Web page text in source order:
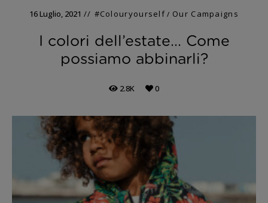
16 Luglio, 2021 #Colouryourself / Our Campaigns
I colori dell’estate… Come
possiamo abbinarli?
2.8K 0